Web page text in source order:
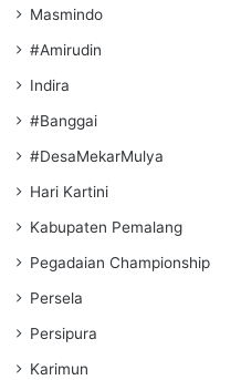
Masmindo
#Amirudin
Indira
#Banggai
#DesaMekarMulya
Hari Kartini
Kabupaten Pemalang
Pegadaian Championship
Persela
Persipura
Karimun